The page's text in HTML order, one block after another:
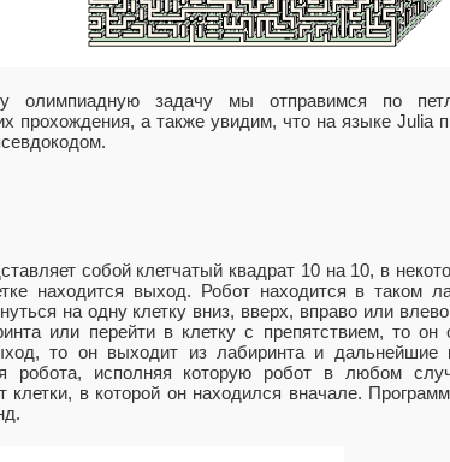
олимпиадную задачу мы отправимся по
прохождения, а также увидим, что на языке Julia
собой клетчатый квадрат 10 на 10, в
находится выход. Робот находится в таком
на одну клетку вниз, вверх, вправо или
или перейти в клетку с препятствием, то
то он выходит из лабиринта и дальнейшие
робота, исполняя которую робот в любом
клетки, в которой он находился вначале.